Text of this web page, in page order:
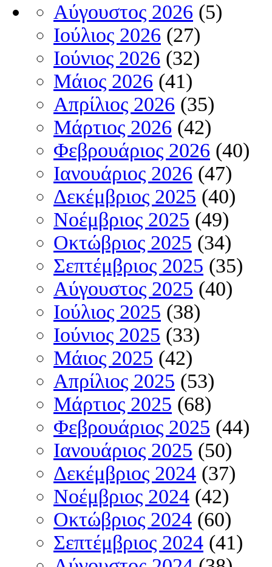
Αύγουστος 2026 (5)
Ιούλιος 2026 (27)
Ιούνιος 2026 (32)
Μάιος 2026 (41)
Απρίλιος 2026 (35)
Μάρτιος 2026 (42)
Φεβρουάριος 2026 (40)
Ιανουάριος 2026 (47)
Δεκέμβριος 2025 (40)
Νοέμβριος 2025 (49)
Οκτώβριος 2025 (34)
Σεπτέμβριος 2025 (35)
Αύγουστος 2025 (40)
Ιούλιος 2025 (38)
Ιούνιος 2025 (33)
Μάιος 2025 (42)
Απρίλιος 2025 (53)
Μάρτιος 2025 (68)
Φεβρουάριος 2025 (44)
Ιανουάριος 2025 (50)
Δεκέμβριος 2024 (37)
Νοέμβριος 2024 (42)
Οκτώβριος 2024 (60)
Σεπτέμβριος 2024 (41)